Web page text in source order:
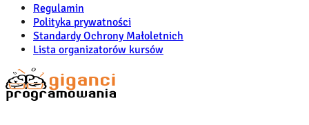
Regulamin
Polityka prywatności
Standardy Ochrony Małoletnich
Lista organizatorów kursów